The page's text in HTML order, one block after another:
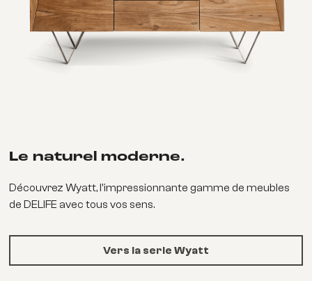
Le naturel moderne.
Découvrez Wyatt, l'impressionnante gamme de meubles
de DELIFE avec tous vos sens.
Vers la serie Wyatt